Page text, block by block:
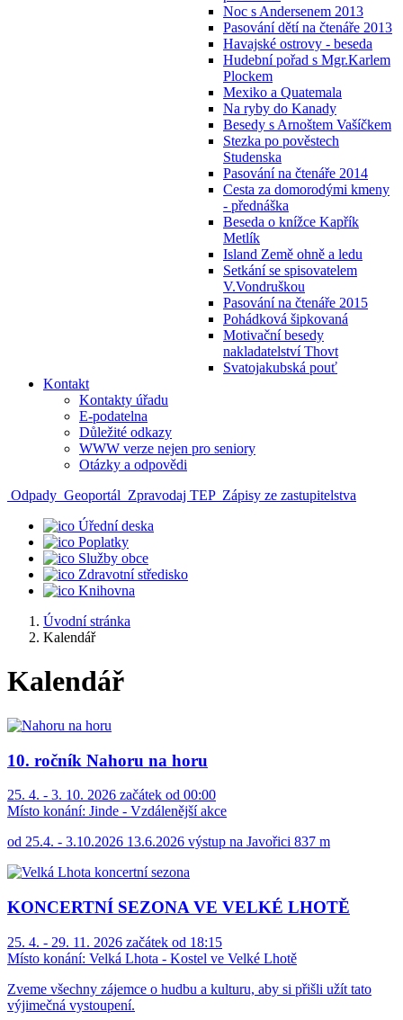
Noc s Andersenem 2013
Pasování dětí na čtenáře 2013
Havajské ostrovy - beseda
Hudební pořad s Mgr.Karlem
Plockem
Mexiko a Quatemala
Na ryby do Kanady
Besedy s Arnoštem Vašíčkem
Stezka po pověstech
Studenska
Pasování na čtenáře 2014
Cesta za domorodými kmeny
- přednáška
Beseda o knížce Kapřík
Metlík
Island Země ohně a ledu
Setkání se spisovatelem
V.Vondruškou
Pasování na čtenáře 2015
Pohádková šipkovaná
Motivační besedy
nakladatelství Thovt
Svatojakubská pouť
Kontakt
Kontakty úřadu
E-podatelna
Důležité odkazy
WWW verze nejen pro seniory
Otázky a odpovědi
Odpady Geoportál Zpravodaj TEP Zápisy ze zastupitelstva
Úřední deska
Poplatky
Služby obce
Zdravotní středisko
Knihovna
Úvodní stránka
Kalendář
Kalendář
10. ročník Nahoru na horu
25. 4. - 3. 10. 2026 začátek od 00:00
Místo konání: Jinde - Vzdálenější akce
od 25.4. - 3.10.2026 13.6.2026 výstup na Javořici 837 m
KONCERTNÍ SEZONA VE VELKÉ LHOTĚ
25. 4. - 29. 11. 2026 začátek od 18:15
Místo konání: Velká Lhota - Kostel ve Velké Lhotě
Zveme všechny zájemce o hudbu a kulturu, aby si přišli užít tato
výjimečná vystoupení.